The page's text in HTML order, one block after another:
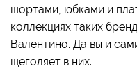
шортами, юбками и
коллекциях таких
Валентино. Да вы и
щеголяет в них.